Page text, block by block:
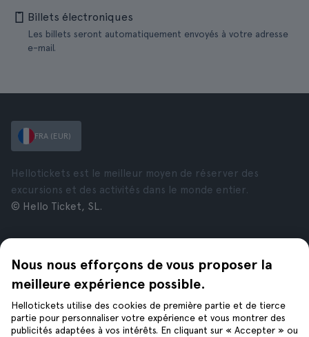
Billets électroniques
Les billets seront automatiquement envoyés à votre adresse
e-mail.
Nous nous efforçons de vous proposer la
meilleure expérience possible.
Hellotickets utilise des cookies de première partie et de tierce
partie pour personnaliser votre expérience et vous montrer des
publicités adaptées à vos intérêts. En cliquant sur « Accepter » ou
FRA (EUR)
Hellotickets est le meilleur moyen de réserver des
excursions et des activités dans le monde entier.
© Hello Ticket, SL.
À propos de nous
Offres d’emploi
Avis
Confidentialité
New York
Rome
Londres
Grenade